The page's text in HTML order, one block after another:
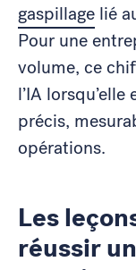
gaspillage lié
Pour une
volume, ce
l’IA
précis,
opérations.
Les
réussir